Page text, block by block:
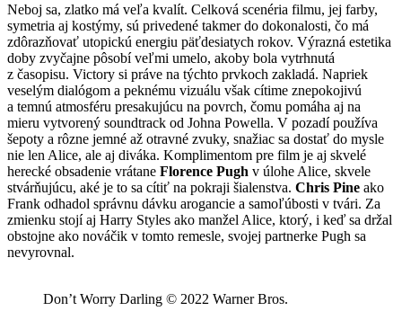
Neboj sa, zlatko má veľa kvalít. Celková scenéria filmu, jej farby,
symetria aj kostýmy, sú privedené takmer do dokonalosti, čo má
zdôrazňovať utopickú energiu päťdesiatych rokov. Výrazná estetika
doby zvyčajne pôsobí veľmi umelo, akoby bola vytrhnutá
z časopisu. Victory si práve na týchto prvkoch zakladá. Napriek
veselým dialógom a peknému vizuálu však cítime znepokojivú
a temnú atmosféru presakujúcu na povrch, čomu pomáha aj na
mieru vytvorený soundtrack od Johna Powella. V pozadí používa
šepoty a rôzne jemné až otravné zvuky, snažiac sa dostať do mysle
nie len Alice, ale aj diváka. Komplimentom pre film je aj skvelé
herecké obsadenie vrátane Florence Pugh v úlohe Alice, skvele
stvárňujúcu, aké je to sa cítiť na pokraji šialenstva. Chris Pine ako
Frank odhadol správnu dávku arogancie a samoľúbosti v tvári. Za
zmienku stojí aj Harry Styles ako manžel Alice, ktorý, i keď sa držal
obstojne ako nováčik v tomto remesle, svojej partnerke Pugh sa
nevyrovnal.
Don’t Worry Darling © 2022 Warner Bros.